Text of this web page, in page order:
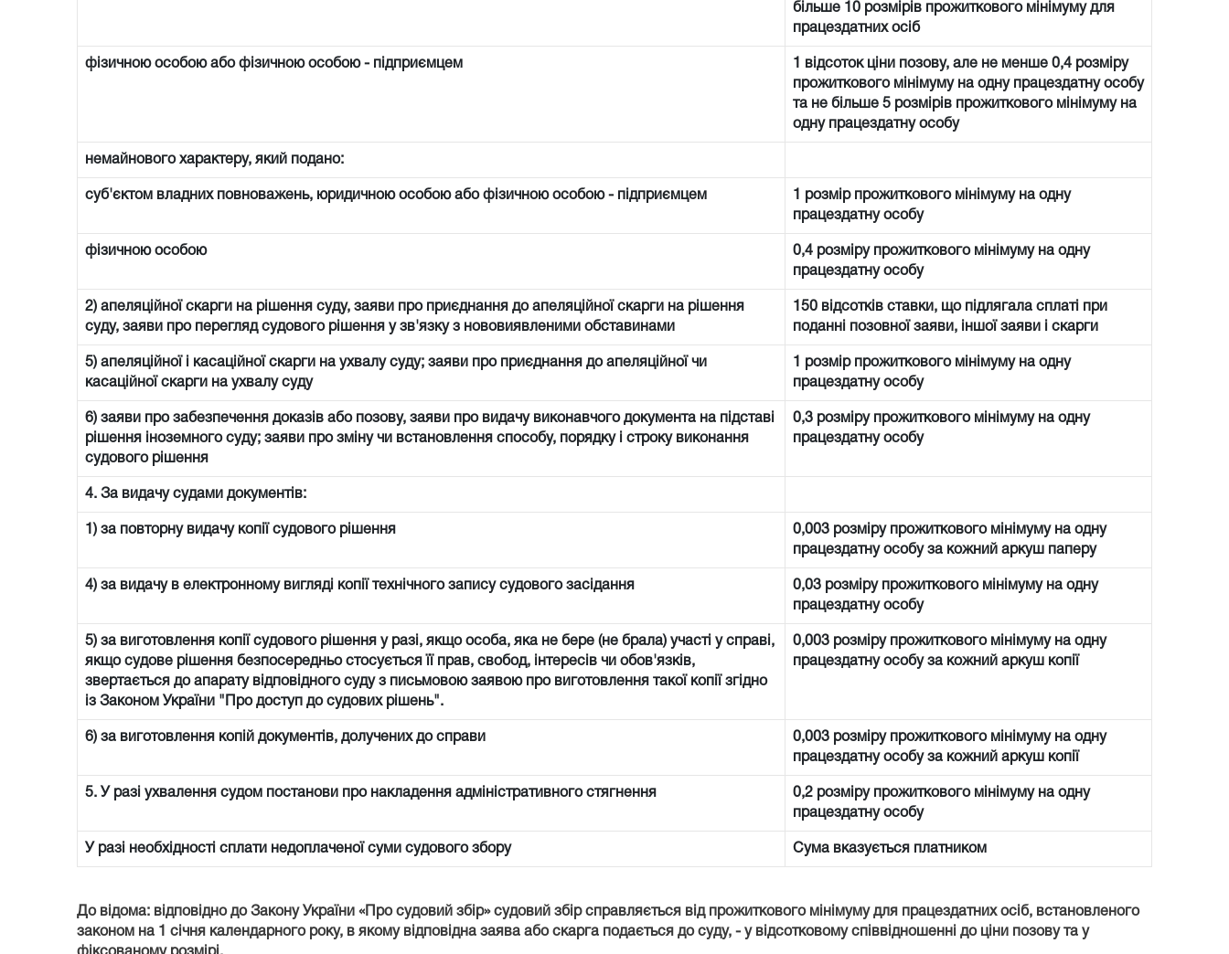
більше 10 розмірів прожиткового мінімуму для
працездатних осіб
фізичною особою або фізичною особою - підприємцем
1 відсоток ціни позову, але не менше 0,4 розміру
прожиткового мінімуму на одну працездатну особу
та не більше 5 розмірів прожиткового мінімуму на
одну працездатну особу
немайнового характеру, який подано:
суб'єктом владних повноважень, юридичною особою або фізичною особою - підприємцем
1 розмір прожиткового мінімуму на одну
працездатну особу
фізичною особою
0,4 розміру прожиткового мінімуму на одну
працездатну особу
2) апеляційної скарги на рішення суду, заяви про приєднання до апеляційної скарги на рішення
суду, заяви про перегляд судового рішення у зв'язку з нововиявленими обставинами
150 відсотків ставки, що підлягала сплаті при
поданні позовної заяви, іншої заяви і скарги
5) апеляційної і касаційної скарги на ухвалу суду; заяви про приєднання до апеляційної чи
касаційної скарги на ухвалу суду
1 розмір прожиткового мінімуму на одну
працездатну особу
6) заяви про забезпечення доказів або позову, заяви про видачу виконавчого документа на підставі
рішення іноземного суду; заяви про зміну чи встановлення способу, порядку і строку виконання
судового рішення
0,3 розміру прожиткового мінімуму на одну
працездатну особу
4. За видачу судами документів:
1) за повторну видачу копії судового рішення
0,003 розміру прожиткового мінімуму на одну
працездатну особу за кожний аркуш паперу
4) за видачу в електронному вигляді копії технічного запису судового засідання
0,03 розміру прожиткового мінімуму на одну
працездатну особу
5) за виготовлення копії судового рішення у разі, якщо особа, яка не бере (не брала) участі у справі,
якщо судове рішення безпосередньо стосується її прав, свобод, інтересів чи обов'язків,
звертається до апарату відповідного суду з письмовою заявою про виготовлення такої копії згідно
із Законом України "Про доступ до судових рішень".
0,003 розміру прожиткового мінімуму на одну
працездатну особу за кожний аркуш копії
6) за виготовлення копій документів, долучених до справи
0,003 розміру прожиткового мінімуму на одну
працездатну особу за кожний аркуш копії
5. У разі ухвалення судом постанови про накладення адміністративного стягнення
0,2 розміру прожиткового мінімуму на одну
працездатну особу
У разі необхідності сплати недоплаченої суми судового збору Сума вказується платником
До відома: відповідно до Закону України «Про судовий збір» судовий збір справляється від прожиткового мінімуму для працездатних осіб, встановленого
законом на 1 січня календарного року, в якому відповідна заява або скарга подається до суду, - у відсотковому співвідношенні до ціни позову та у